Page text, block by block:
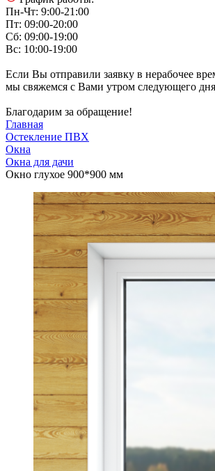
Пн-Чт: 9:00-21:00
Пт: 09:00-20:00
Сб: 09:00-19:00
Вс: 10:00-19:00
Если Вы отправили заявку в нерабочее
мы свяжемся с Вами утром следующего
Благодарим за обращение!
Главная
Остекление ПВХ
Окна
Окна для дачи
Окно глухое 900*900 мм